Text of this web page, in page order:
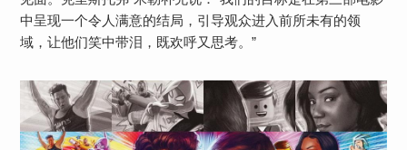
中呈现一个令人满意的结局，引导观众进入前所未有的领
域，让他们笑中带泪，既欢呼又思考。”